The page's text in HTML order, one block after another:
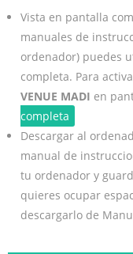
Vista en pantalla
manuales de
ordenador) puedes
completa. Para
VENUE MADI en
completa
Descargar al
manual de
tu ordenador y
quieres ocupar
descargarlo de